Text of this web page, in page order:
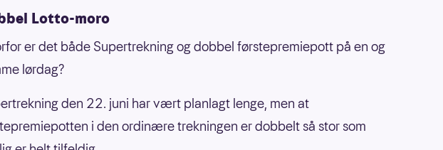
Lotto-moro
er det både Supertrekning og dobbel førstepremiepott på en og
lørdag?
den 22. juni har vært planlagt lenge, men at
i den ordinære trekningen er dobbelt så stor som